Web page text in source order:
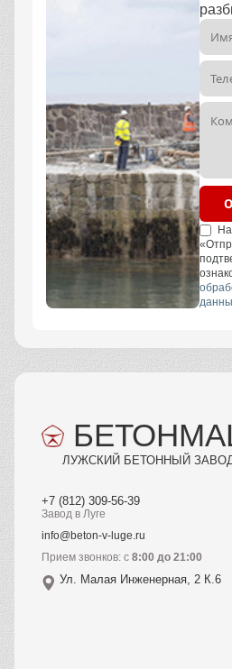
ЛУЖСКИЙ БЕТОННЫЙ
+7 (812) 309-56-39
Завод в Луге
info@beton-v-luge.ru
Прием звонков: с 8:00 до 21:00
Ул. Малая Инженерная, 2 К.6